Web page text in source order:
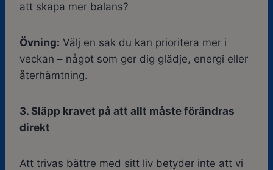
att skapa mer balans?
Övning: Välj en sak du kan prioritera mer i
veckan – något som ger dig glädje, energi eller
återhämtning.
3. Släpp kravet på att allt måste förändras
direkt
Att trivas bättre med sitt liv betyder inte att vi